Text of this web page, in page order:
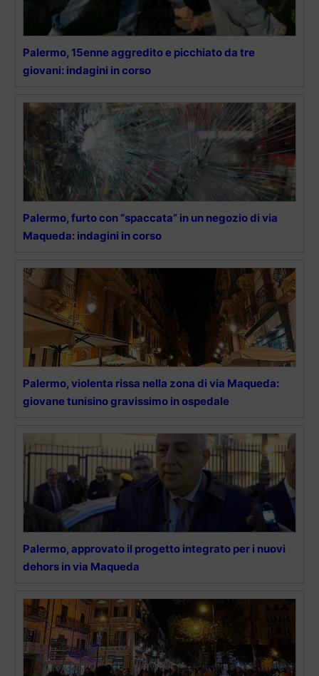
Palermo, 15enne aggredito e picchiato da tre
giovani: indagini in corso
Palermo, furto con “spaccata” in un negozio di via
Maqueda: indagini in corso
Palermo, violenta rissa nella zona di via Maqueda:
giovane tunisino gravissimo in ospedale
Palermo, approvato il progetto integrato per i nuovi
dehors in via Maqueda